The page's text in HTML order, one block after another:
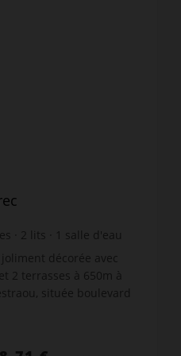
2 lits
salle d'eau
décorée avec
2 terrasses à 650m à
située boulevard